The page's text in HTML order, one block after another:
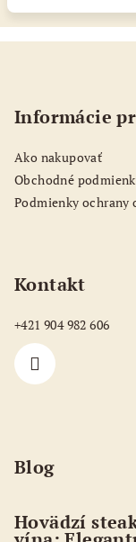
Informácie
Ako nakupovať
Obchodné
Podmienky ochrany
Kontakt
+421 904 982 606
Blog
Hovädzí